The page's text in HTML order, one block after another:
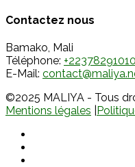
Contactez nous
Bamako, Mali
Téléphone: +22378291010
E-Mail:
©2025 MALIYA - Tous
Mentions légales